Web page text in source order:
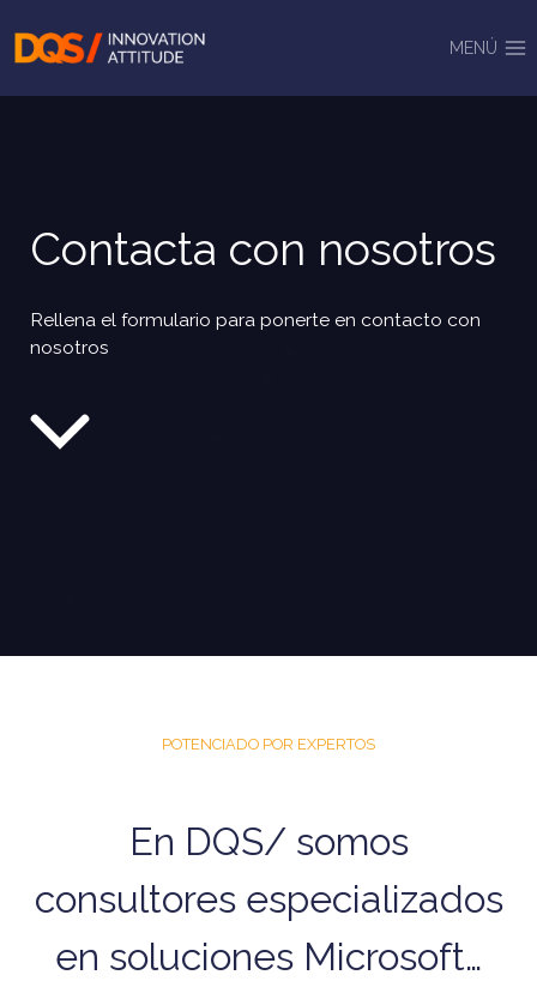
MENÚ
Contacta con nosotros
Rellena el formulario para ponerte en contacto con
nosotros
POTENCIADO POR EXPERTOS
En DQS/ somos
consultores especializados
en soluciones Microsoft…